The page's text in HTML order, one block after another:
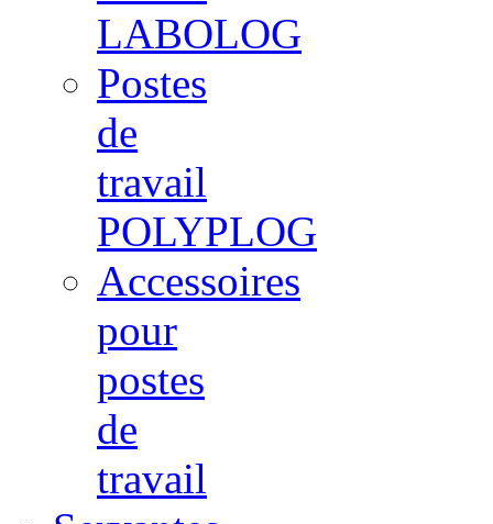
LABOLOG
Postes
de
travail
POLYPLOG
Accessoires
pour
postes
de
travail